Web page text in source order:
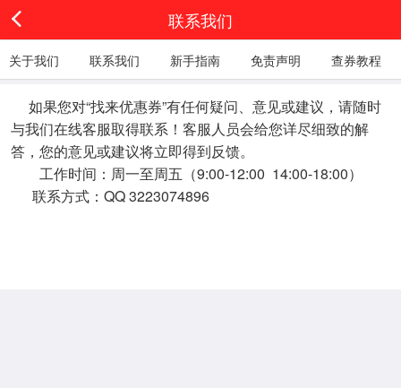
联系我们
关于我们 联系我们 新手指南 免责声明 查券教程
如果您对“找来优惠券”有任何疑问、意见或建议，请随时
与我们在线客服取得联系！客服人员会给您详尽细致的解
答，您的意见或建议将立即得到反馈。
工作时间：周一至周五（9:00-12:00 14:00-18:00）
联系方式：QQ 3223074896